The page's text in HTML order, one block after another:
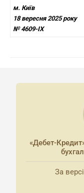
м. Київ
18 вересня 2025 року
№ 4609-IX
«Дебет-
За